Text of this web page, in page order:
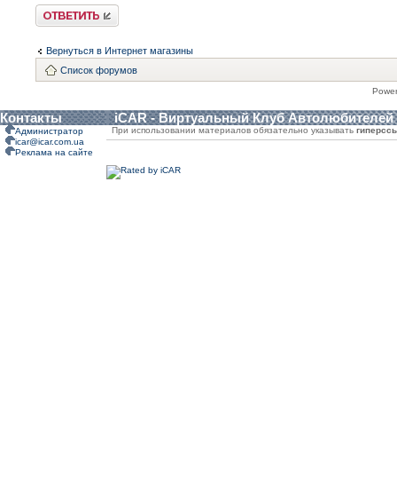
Ответить
Вернуться в Интернет магазины
Список форумов
Контакты iCAR - Виртуальный Клуб Автолюбителей
Администратор
icar@icar.com.ua
Реклама на сайте
При использовании материалов обязательно указывать